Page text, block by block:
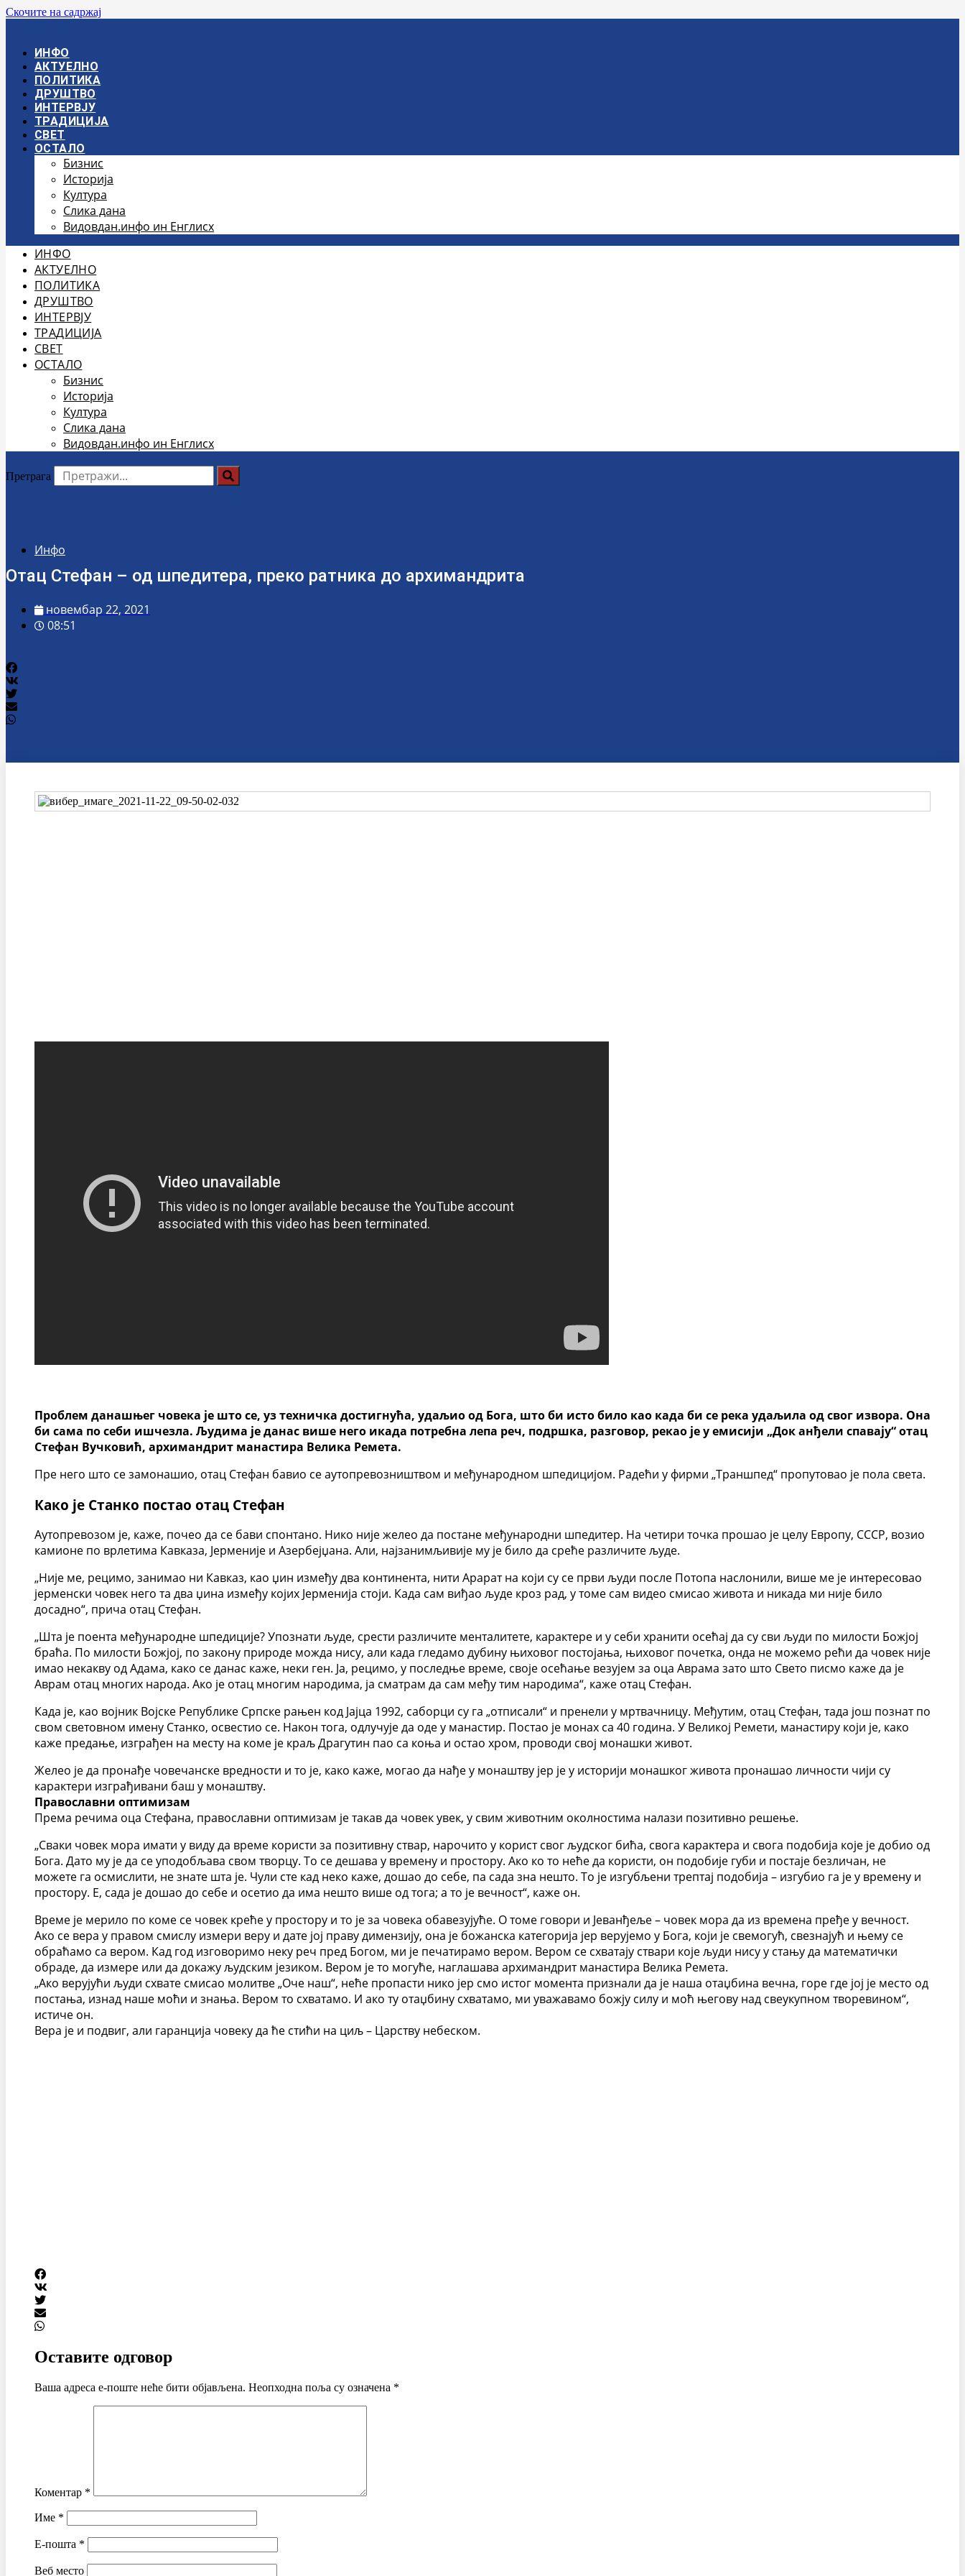
Скочите на садржај
ИНФО
АКТУЕЛНО
ПОЛИТИКА
ДРУШТВО
ИНТЕРВЈУ
ТРАДИЦИЈА
СВЕТ
ОСТАЛО
Бизнис
Историја
Култура
Слика дана
Видовдан.инфо ин Енглисх
ИНФО
АКТУЕЛНО
ПОЛИТИКА
ДРУШТВО
ИНТЕРВЈУ
ТРАДИЦИЈА
СВЕТ
ОСТАЛО
Бизнис
Историја
Култура
Слика дана
Видовдан.инфо ин Енглисх
Претрага
Инфо
Отац Стефан – од шпедитера, преко ратника до архимандрита
новембар 22, 2021
08:51
Проблем данашњег човека је што се, уз техничка достигнућа, удаљио од Бога, што би исто било као када би се река удаљила од свог извора. Она
би сама по себи ишчезла. Људима је данас више него икада потребна лепа реч, подршка, разговор, рекао је у емисији „Док анђели спавају“ отац
Стефан Вучковић, архимандрит манастира Велика Ремета.
Пре него што се замонашио, отац Стефан бавио се аутопревозништвом и међународном шпедицијом. Радећи у фирми „Траншпед“ пропутовао је пола света.
Како је Станко постао отац Стефан
Аутопревозом је, каже, почео да се бави спонтано. Нико није желео да постане међународни шпедитер. На четири точка прошао је целу Европу, СССР, возио
камионе по врлетима Кавказа, Јерменије и Азербејџана. Али, најзанимљивије му је било да среће различите људе.
„Није ме, рецимо, занимао ни Кавказ, као џин између два континента, нити Арарат на који су се први људи после Потопа наслонили, више ме је интересовао
јерменски човек него та два џина између којих Јерменија стоји. Када сам виђао људе кроз рад, у томе сам видео смисао живота и никада ми није било
досадно“, прича отац Стефан.
„Шта је поента међународне шпедиције? Упознати људе, срести различите менталитете, карактере и у себи хранити осећај да су сви људи по милости Божјој
браћа. По милости Божјој, по закону природе можда нису, али када гледамо дубину њиховог постојања, њиховог почетка, онда не можемо рећи да човек није
имао некакву од Адама, како се данас каже, неки ген. Ја, рецимо, у последње време, своје осећање везујем за оца Аврама зато што Свето писмо каже да је
Аврам отац многих народа. Ако је отац многим народима, ја сматрам да сам међу тим народима“, каже отац Стефан.
Када је, као војник Војске Републике Српске рањен код Јајца 1992, саборци су га „отписали“ и пренели у мртвачницу. Међутим, отац Стефан, тада још познат по
свом световном имену Станко, освестио се. Након тога, одлучује да оде у манастир. Постао је монах са 40 година. У Великој Ремети, манастиру који је, како
каже предање, изграђен на месту на коме је краљ Драгутин пао са коња и остао хром, проводи свој монашки живот.
Желео је да пронађе човечанске вредности и то је, како каже, могао да нађе у монаштву јер је у историји монашког живота пронашао личности чији су
карактери изграђивани баш у монаштву.
Православни оптимизам
Према речима оца Стефана, православни оптимизам је такав да човек увек, у свим животним околностима налази позитивно решење.
„Сваки човек мора имати у виду да време користи за позитивну ствар, нарочито у корист свог људског бића, свога карактера и свога подобија које је добио од
Бога. Дато му је да се уподобљава свом творцу. То се дешава у времену и простору. Ако ко то неће да користи, он подобије губи и постаје безличан, не
можете га осмислити, не знате шта је. Чули сте кад неко каже, дошао до себе, па сада зна нешто. То је изгубљени трептај подобија – изгубио га је у времену и
простору. Е, сада је дошао до себе и осетио да има нешто више од тога; а то је вечност“, каже он.
Време је мерило по коме се човек креће у простору и то је за човека обавезујуће. О томе говори и Јеванђеље – човек мора да из времена пређе у вечност.
Ако се вера у правом смислу измери веру и дате јој праву димензију, она је божанска категорија јер верујемо у Бога, који је свемогућ, свезнајућ и њему се
обраћамо са вером. Кад год изговоримо неку реч пред Богом, ми је печатирамо вером. Вером се схватају ствари које људи нису у стању да математички
обраде, да измере или да докажу људским језиком. Вером је то могуће, наглашава архимандрит манастира Велика Ремета.
„Ако верујући људи схвате смисао молитве „Оче наш“, неће пропасти нико јер смо истог момента признали да је наша отаџбина вечна, горе где јој је место од
постања, изнад наше моћи и знања. Вером то схватамо. И ако ту отаџбину схватамо, ми уважавамо божју силу и моћ његову над свеукупном творевином“,
истиче он.
Вера је и подвиг, али гаранција човеку да ће стићи на циљ – Царству небеском.
Оставите одговор
Ваша адреса е-поште неће бити објављена. Неопходна поља су означена *
Коментар *
Име *
Е-пошта *
Веб место